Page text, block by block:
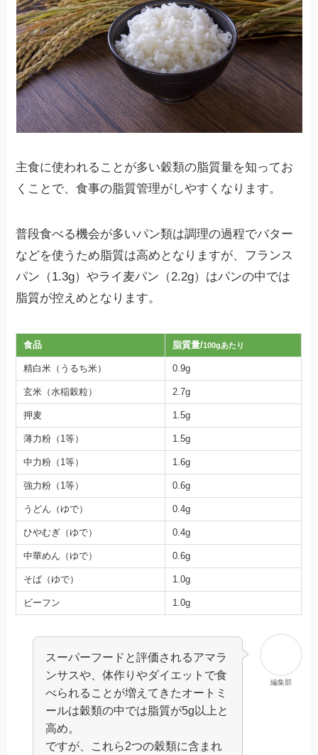
主食に使われることが多い穀類の脂質量を知ってお
くことで、食事の脂質管理がしやすくなります。
普段食べる機会が多いパン類は調理の過程でバター
などを使うため脂質は高めとなりますが、フランス
パン（1.3g）やライ麦パン（2.2g）はパンの中では
脂質が控えめとなります。
食品 脂質量/100gあたり
精白米（うるち米） 0.9g
玄米（水稲穀粒） 2.7g
押麦 1.5g
薄力粉（1等） 1.5g
中力粉（1等） 1.6g
強力粉（1等） 0.6g
うどん（ゆで） 0.4g
ひやむぎ（ゆで） 0.4g
中華めん（ゆで） 0.6g
そば（ゆで） 1.0g
ビーフン 1.0g
編集部
スーパーフードと評価されるアマラ
ンサスや、体作りやダイエットで食
べられることが増えてきたオートミ
ールは穀類の中では脂質が5g以上と
高め。
ですが、これら2つの穀類に含まれ